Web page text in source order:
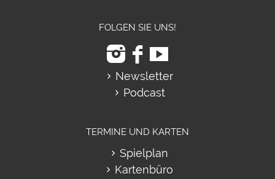
FOLGEN SIE UNS!
Newsletter
Podcast
TERMINE UND KARTEN
Spielplan
Kartenbüro